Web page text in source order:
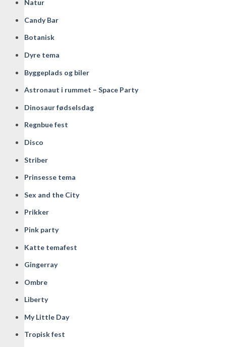
Natur
Candy Bar
Botanisk
Dyre tema
Byggeplads og biler
Astronaut i rummet – Space Party
Dinosaur fødselsdag
Regnbue fest
Disco
Striber
Prinsesse tema
Sex and the City
Prikker
Pink party
Katte temafest
Gingerray
Ombre
Liberty
My Little Day
Tropisk fest